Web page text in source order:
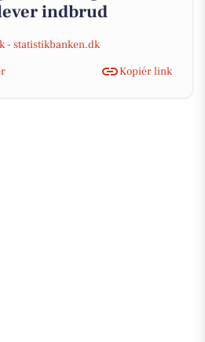
indbrud
- statistikbanken.dk
Kopiér link